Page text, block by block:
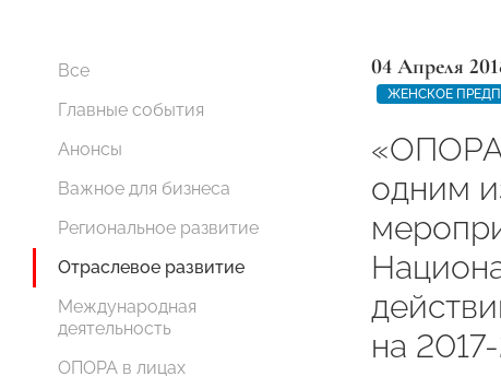
Все
Главные события
Анонсы
Важное для бизнеса
Региональное развитие
Отраслевое развитие
Международная
деятельность
ОПОРА в лицах
04 Апреля
ЖЕНСКОЕ
одним
на